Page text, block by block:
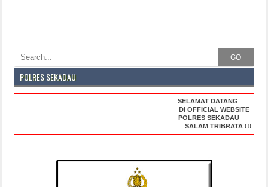
GO
POLRES SEKADAU
SELAMAT DATANG
DI OFFICIAL WEBSITE
POLRES SEKADAU
SALAM TRIBRATA !!!